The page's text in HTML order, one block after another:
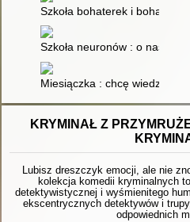
Szkoła bohaterek i
Szkoła neuronów : o
Miesiączka : chcę wiedzieć!
KRYMINAŁ Z
Lubisz dreszczyk emocji, ale nie
kolekcja komedii kryminalnych
detektywistycznej i wyśmienitego
ekscentrycznych detektywów i
odpowiednich